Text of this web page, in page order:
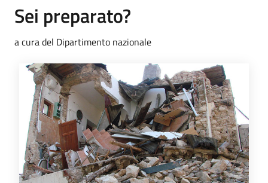
Sei preparato?
a cura del Dipartimento nazionale